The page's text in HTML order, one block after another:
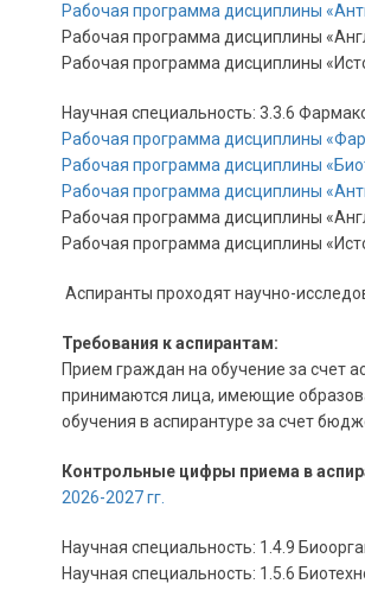
Рабочая программа дисциплины
Рабочая программа дисциплины
Рабочая программа дисциплины
Научная специальность: 3.3.6
Рабочая программа дисциплины
Рабочая программа дисциплины
Рабочая программа дисциплины
Рабочая программа дисциплины
Рабочая программа дисциплины
Аспиранты проходят научно-
Требования к аспирантам:
Прием граждан на обучение за счет
принимаются лица, имеющие
обучения в аспирантуре за счет
Контрольные цифры приема в
2026-2027 гг.
Научная специальность: 1.4.9
Научная специальность: 1.5.6